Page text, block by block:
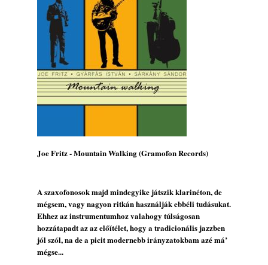
Jazz-rock albumok 1985-ből - Issei Noro
„Sweet Sphere”
2026. augusztus 07.
Jazz-rock albumok 1984-ből - John Scofield
„Electric Outlet”
2026. augusztus 06.
X. BOHÉM JAZZFŐVÁROS fesztivál,
Kecskemét, 2026. augusztus 6-9.: 4 nap, 4
2026. augusztus 05.
Jazz-rock albumok 1983-ból - John Scofield
„Out like a Light”
2026. augusztus 05.
Jazz-rock albumok 1982-ből - John Scofield
Joe Fritz - Mountain Walking (Gramofon Records)
A szaxofonosok majd mindegyike játszik klarinéton, de
mégsem, vagy nagyon ritkán használják ebbéli tudásukat.
Ehhez az instrumentumhoz valahogy túlságosan
hozzátapadt az az előítélet, hogy a tradicionális jazzben
jól szól, na de a picit modernebb irányzatokbam azé má’
mégse...